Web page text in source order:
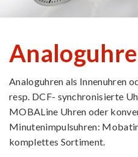
Analoguhren als Innenuhren
resp. DCF- synchronisierte
MOBALine Uhren oder
Minutenimpulsuhren:
komplettes Sortiment.